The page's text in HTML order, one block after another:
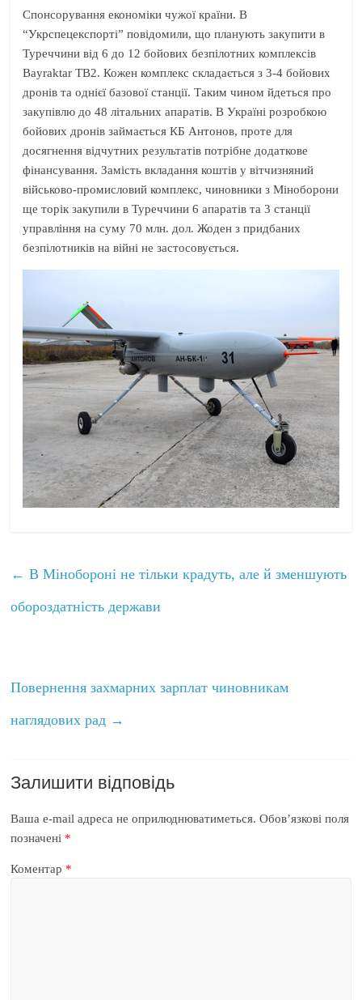
Спонсорування економіки чужої країни. В
“Укрспецекспорті” повідомили, що планують закупити в
Туреччини від 6 до 12 бойових безпілотних комплексів
Bayraktar TB2. Кожен комплекс складається з 3-4 бойових
дронів та однієї базової станції. Таким чином йдеться про
закупівлю до 48 літальних апаратів. В Україні розробкою
бойових дронів займається КБ Антонов, проте для
досягнення відчутних результатів потрібне додаткове
фінансування. Замість вкладання коштів у вітчизняний
військово-промисловий комплекс, чиновники з Міноборони
ще торік закупили в Туреччини 6 апаратів та 3 станції
управління на суму 70 млн. дол. Жоден з придбаних
безпілотників на війні не застосовується.
← В Мінобороні не тільки крадуть, але й зменшують
обороздатність держави
Повернення захмарних зарплат чиновникам
наглядових рад →
Залишити відповідь
Ваша e-mail адреса не оприлюднюватиметься. Обов’язкові поля
позначені *
Коментар *